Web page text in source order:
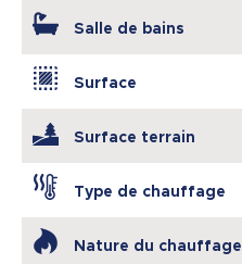
Salle de bains
Surface
Surface terrain
Type de chauffage
Nature du chauffage